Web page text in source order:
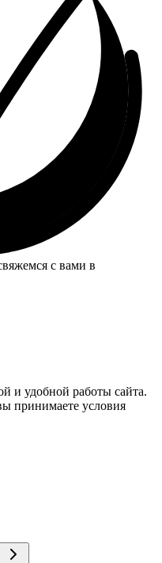
с вами в
и удобной работы сайта.
принимаете условия